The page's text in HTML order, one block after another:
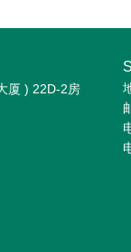
厦 ) 22D-2房